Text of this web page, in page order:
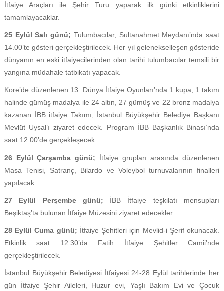
İtfaiye Araçları ile Şehir Turu yaparak ilk günki etkinliklerini
tamamlayacaklar.
25 Eylül Salı günü; Tulumbacılar, Sultanahmet Meydanı’nda saat
14.00’te gösteri gerçekleştirilecek. Her yıl gelenekselleşen gösteride
dünyanın en eski itfaiyecilerinden olan tarihi tulumbacılar temsili bir
yangına müdahale tatbikatı yapacak.
Kore’de düzenlenen 13. Dünya İtfaiye Oyunları’nda 1 kupa, 1 takım
halinde gümüş madalya ile 24 altın, 27 gümüş ve 22 bronz madalya
kazanan İBB itfaiye Takımı, İstanbul Büyükşehir Belediye Başkanı
Mevlüt Uysal’ı ziyaret edecek. Program İBB Başkanlık Binası’nda
saat 12.00’de gerçekleşecek.
26 Eylül Çarşamba günü; İtfaiye grupları arasında düzenlenen
Masa Tenisi, Satranç, Bilardo ve Voleybol turnuvalarının finalleri
yapılacak.
27 Eylül Perşembe günü; İBB İtfaiye teşkilatı mensupları
Beşiktaş’ta bulunan İtfaiye Müzesini ziyaret edecekler.
28 Eylül Cuma günü; İtfaiye Şehitleri için Mevlid-i Şerif okunacak.
Etkinlik saat 12.30’da Fatih İtfaiye Şehitler Camii’nde
gerçekleştirilecek.
İstanbul Büyükşehir Belediyesi İtfaiyesi 24-28 Eylül tarihlerinde her
gün İtfaiye Şehir Aileleri, Huzur evi, Yaşlı Bakım Evi ve Çocuk